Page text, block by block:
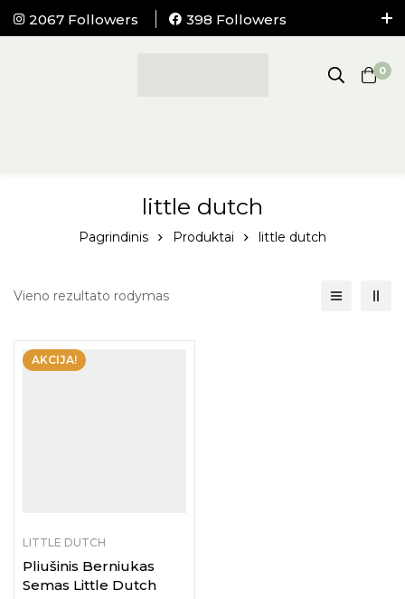
2067 Followers
398 Followers
0
little dutch
Pagrindinis Produktai little dutch
Vieno rezultato rodymas
AKCIJA!
LITTLE DUTCH
Pliušinis Berniukas
Semas Little Dutch